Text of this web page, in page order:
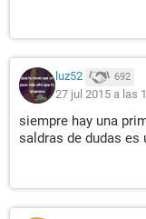
luz52 692
27 jul 2015 a las
siempre hay una
saldras de dudas